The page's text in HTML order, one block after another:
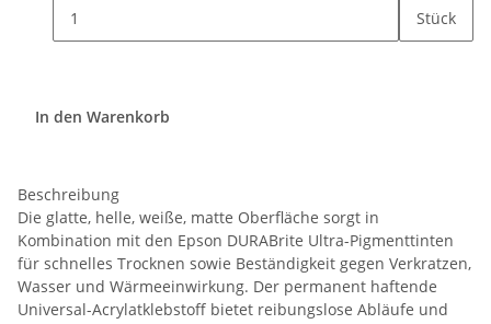
Stück
In den Warenkorb
Beschreibung
Die glatte, helle, weiße, matte Oberfläche sorgt in
Kombination mit den Epson DURABrite Ultra-Pigmenttinten
für schnelles Trocknen sowie Beständigkeit gegen Verkratzen,
Wasser und Wärmeeinwirkung. Der permanent haftende
Universal-Acrylatklebstoff bietet reibungslose Abläufe und